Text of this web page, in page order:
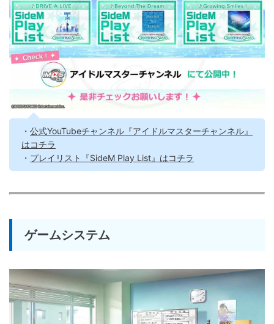
・ 公式YouTubeチャンネル『アイドルマスターチャンネル』
はコチラ
・ プレイリスト『SideM Play List』はコチラ
ゲームシステム